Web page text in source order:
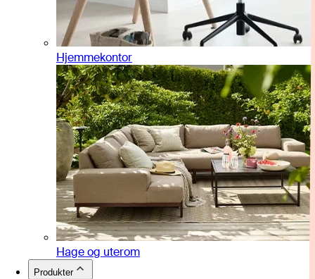
Hjemmekontor
Hage og uterom
Produkter